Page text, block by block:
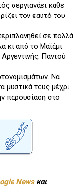
σεργιανάει κάθε
τον εαυτό του
σε πολλά
κι από το Μαϊάμι
Παντού
Να
μυστικά τους μέχρι
παρουσίαση στο
Newsκαι